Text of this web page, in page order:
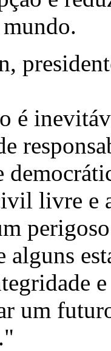
é
livre e
alguns
um